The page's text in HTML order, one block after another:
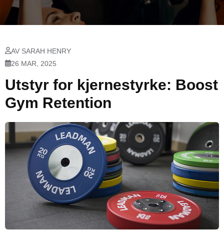
AV SARAH HENRY
26 MAR, 2025
Utstyr for kjernestyrke: Boost
Gym Retention